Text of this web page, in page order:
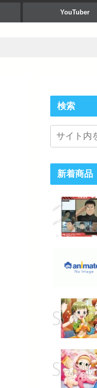
YouTuber
検索
新着商品